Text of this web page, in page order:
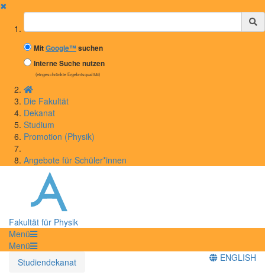
✖
Suchbegriff
MitGoogle™suchen
Interne Suche nutzen
(eingeschränkte Ergebnisqualität)
Die Fakultät
Dekanat
Studium
Promotion (Physik)
Angebote für Schüler*innen
Fakultät für Physik
Menü
Menü
Studiendekanat
ENGLISH